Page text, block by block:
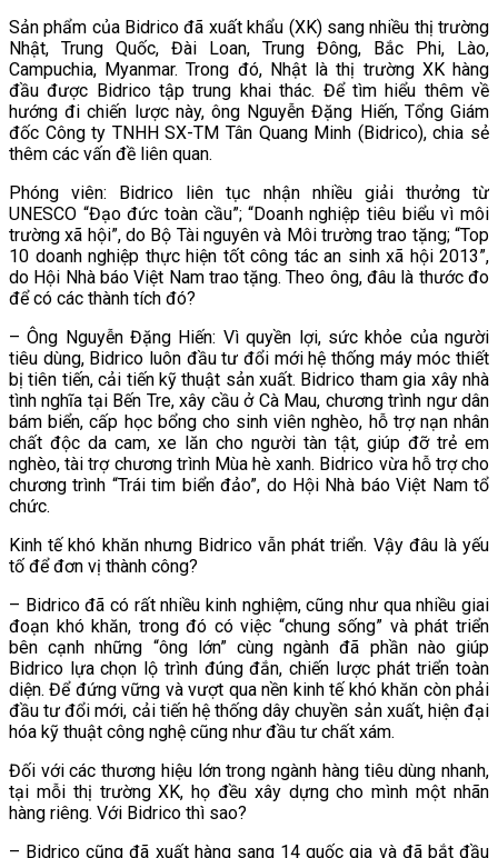
Sản phẩm của Bidrico đã xuất khẩu (XK) sang nhiều thị trường
Nhật, Trung Quốc, Đài Loan, Trung Đông, Bắc Phi, Lào,
Campuchia, Myanmar. Trong đó, Nhật là thị trường XK hàng
đầu được Bidrico tập trung khai thác. Để tìm hiểu thêm về
hướng đi chiến lược này, ông Nguyễn Đặng Hiến, Tổng Giám
đốc Công ty TNHH SX-TM Tân Quang Minh (Bidrico), chia sẻ
thêm các vấn đề liên quan.
Phóng viên: Bidrico liên tục nhận nhiều giải thưởng từ
UNESCO “Đạo đức toàn cầu”; “Doanh nghiệp tiêu biểu vì môi
trường xã hội”, do Bộ Tài nguyên và Môi trường trao tặng; “Top
10 doanh nghiệp thực hiện tốt công tác an sinh xã hội 2013”,
do Hội Nhà báo Việt Nam trao tặng. Theo ông, đâu là thước đo
để có các thành tích đó?
– Ông Nguyễn Đặng Hiến: Vì quyền lợi, sức khỏe của người
tiêu dùng, Bidrico luôn đầu tư đổi mới hệ thống máy móc thiết
bị tiên tiến, cải tiến kỹ thuật sản xuất. Bidrico tham gia xây nhà
tình nghĩa tại Bến Tre, xây cầu ở Cà Mau, chương trình ngư dân
bám biển, cấp học bổng cho sinh viên nghèo, hỗ trợ nạn nhân
chất độc da cam, xe lăn cho người tàn tật, giúp đỡ trẻ em
nghèo, tài trợ chương trình Mùa hè xanh. Bidrico vừa hỗ trợ cho
chương trình “Trái tim biển đảo”, do Hội Nhà báo Việt Nam tổ
chức.
Kinh tế khó khăn nhưng Bidrico vẫn phát triển. Vậy đâu là yếu
tố để đơn vị thành công?
– Bidrico đã có rất nhiều kinh nghiệm, cũng như qua nhiều giai
đoạn khó khăn, trong đó có việc “chung sống” và phát triển
bên cạnh những “ông lớn” cùng ngành đã phần nào giúp
Bidrico lựa chọn lộ trình đúng đắn, chiến lược phát triển toàn
diện. Để đứng vững và vượt qua nền kinh tế khó khăn còn phải
đầu tư đổi mới, cải tiến hệ thống dây chuyền sản xuất, hiện đại
hóa kỹ thuật công nghệ cũng như đầu tư chất xám.
Đối với các thương hiệu lớn trong ngành hàng tiêu dùng nhanh,
tại mỗi thị trường XK, họ đều xây dựng cho mình một nhãn
hàng riêng. Với Bidrico thì sao?
– Bidrico cũng đã xuất hàng sang 14 quốc gia và đã bắt đầu